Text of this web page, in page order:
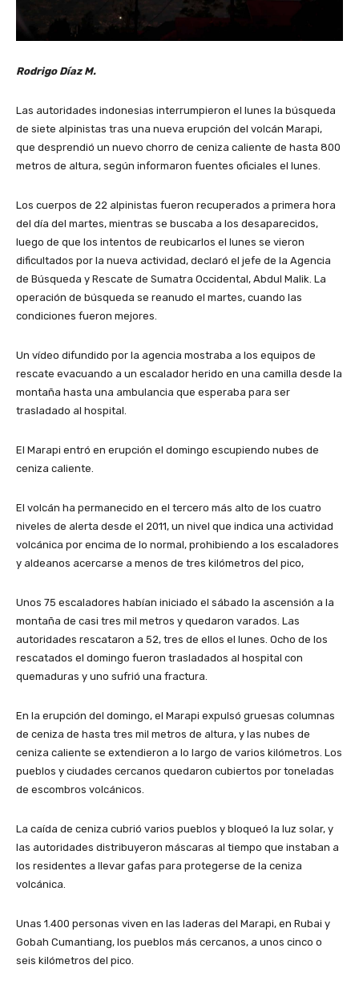
Rodrigo Díaz M.
Las autoridades indonesias interrumpieron el lunes la búsqueda
de siete alpinistas tras una nueva erupción del volcán Marapi,
que desprendió un nuevo chorro de ceniza caliente de hasta 800
metros de altura, según informaron fuentes oficiales el lunes.
Los cuerpos de 22 alpinistas fueron recuperados a primera hora
del día del martes, mientras se buscaba a los desaparecidos,
luego de que los intentos de reubicarlos el lunes se vieron
dificultados por la nueva actividad, declaró el jefe de la Agencia
de Búsqueda y Rescate de Sumatra Occidental, Abdul Malik. La
operación de búsqueda se reanudo el martes, cuando las
condiciones fueron mejores.
Un vídeo difundido por la agencia mostraba a los equipos de
rescate evacuando a un escalador herido en una camilla desde la
montaña hasta una ambulancia que esperaba para ser
trasladado al hospital.
El Marapi entró en erupción el domingo escupiendo nubes de
ceniza caliente.
El volcán ha permanecido en el tercero más alto de los cuatro
niveles de alerta desde el 2011, un nivel que indica una actividad
volcánica por encima de lo normal, prohibiendo a los escaladores
y aldeanos acercarse a menos de tres kilómetros del pico,
Unos 75 escaladores habían iniciado el sábado la ascensión a la
montaña de casi tres mil metros y quedaron varados. Las
autoridades rescataron a 52, tres de ellos el lunes. Ocho de los
rescatados el domingo fueron trasladados al hospital con
quemaduras y uno sufrió una fractura.
En la erupción del domingo, el Marapi expulsó gruesas columnas
de ceniza de hasta tres mil metros de altura, y las nubes de
ceniza caliente se extendieron a lo largo de varios kilómetros. Los
pueblos y ciudades cercanos quedaron cubiertos por toneladas
de escombros volcánicos.
La caída de ceniza cubrió varios pueblos y bloqueó la luz solar, y
las autoridades distribuyeron máscaras al tiempo que instaban a
los residentes a llevar gafas para protegerse de la ceniza
volcánica.
Unas 1.400 personas viven en las laderas del Marapi, en Rubai y
Gobah Cumantiang, los pueblos más cercanos, a unos cinco o
seis kilómetros del pico.